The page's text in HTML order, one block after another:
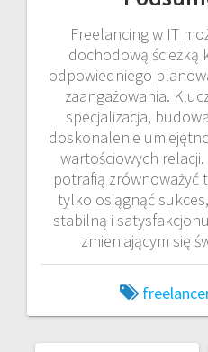
Freelancing w IT
dochodową ścieżką
odpowiedniego
zaangażowania.
specjalizacja,
doskonalenie
wartościowych
potrafią zrównoważyć
tylko osiągnąć
stabilną i
zmieniającym się